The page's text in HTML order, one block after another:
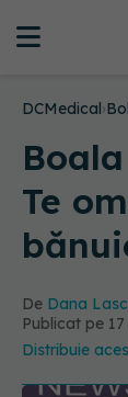
DCMedical›
Te
De Dana
Publicat pe
Distribuie